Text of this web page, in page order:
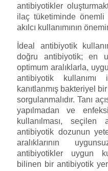
antibiyotikler
ilaç tüketiminde
akılcı kullanımının
İdeal antibiyotik
doğru antibiyotik; en
optimum aralıklarla,
antibiyotik
kanıtlanmış bakteriyel
sorgulanmalıdır. Tanı
yapılmadan ve
kullanılması, seçilen
antibiyotik dozunun
aralıklarının
antibiyotikler uygun
bilinen bir antibiyotik